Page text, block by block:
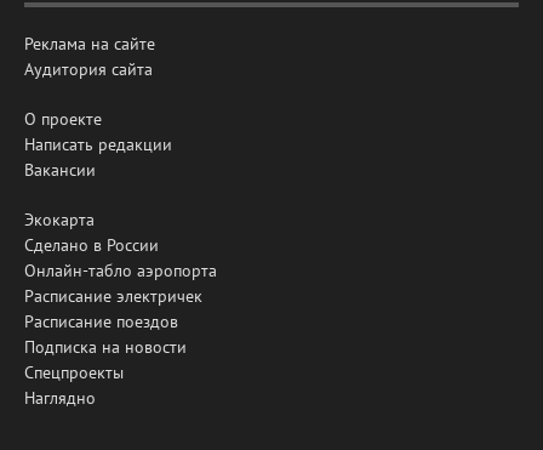
Реклама на сайте
Аудитория сайта
О проекте
Написать редакции
Вакансии
Экокарта
Сделано в России
Онлайн-табло аэропорта
Расписание электричек
Расписание поездов
Подписка на новости
Спецпроекты
Наглядно